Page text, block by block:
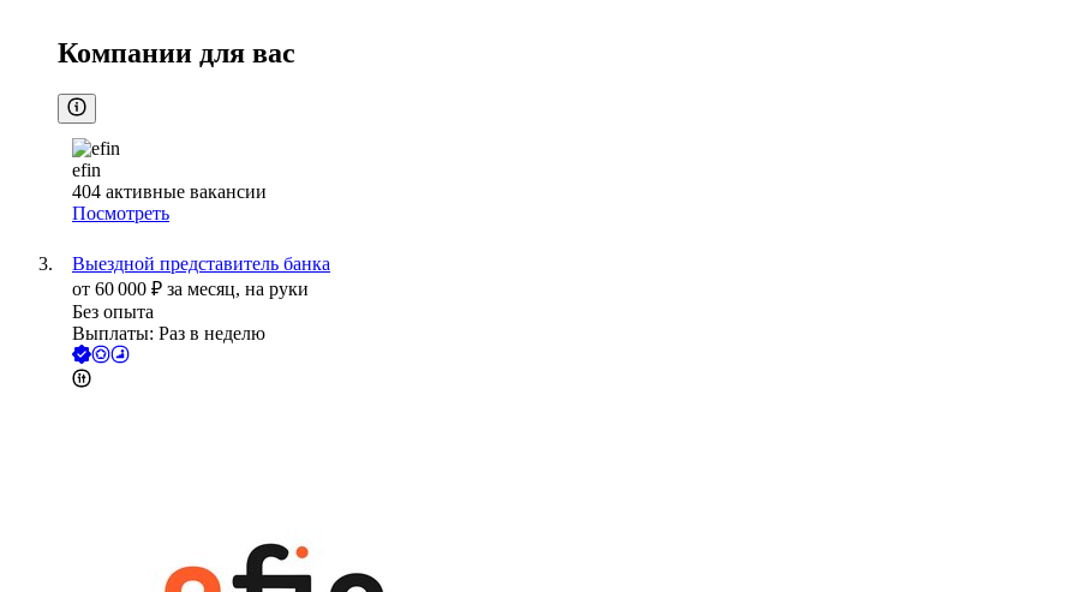
Компании для вас
efin
404 активные вакансии
Посмотреть
Выездной представитель банка
от 60 000 ₽ за месяц, на руки
Без опыта
Выплаты: Раз в неделю